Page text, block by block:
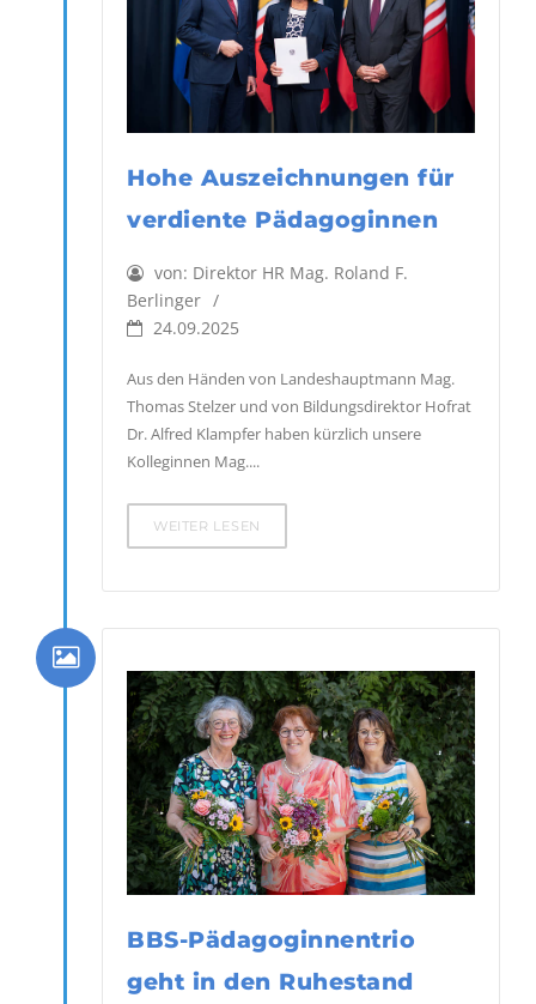
Hohe Auszeichnungen für
verdiente Pädagoginnen
von: Direktor HR Mag. Roland F.
Berlinger
24.09.2025
Aus den Händen von Landeshauptmann Mag.
Thomas Stelzer und von Bildungsdirektor Hofrat
Dr. Alfred Klampfer haben kürzlich unsere
Kolleginnen Mag....
WEITER LESEN
BBS-Pädagoginnentrio
geht in den Ruhestand